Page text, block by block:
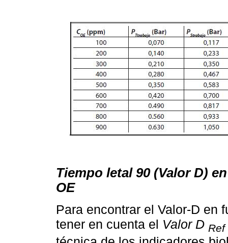
Tiempo letal 90 (Valor D)
OE
Para encontrar el Valor-D en
tener en cuenta el Valor D Ref